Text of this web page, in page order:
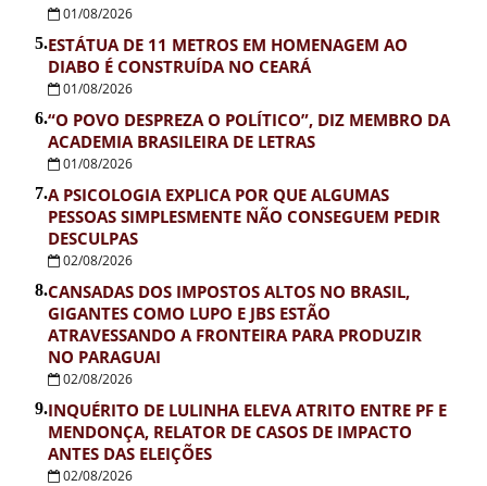
01/08/2026
5.ESTÁTUA DE 11 METROS EM HOMENAGEM AO
DIABO É CONSTRUÍDA NO CEARÁ
01/08/2026
6.“O POVO DESPREZA O POLÍTICO”, DIZ MEMBRO DA
ACADEMIA BRASILEIRA DE LETRAS
01/08/2026
7.A PSICOLOGIA EXPLICA POR QUE ALGUMAS
PESSOAS SIMPLESMENTE NÃO CONSEGUEM PEDIR
DESCULPAS
02/08/2026
8.CANSADAS DOS IMPOSTOS ALTOS NO BRASIL,
GIGANTES COMO LUPO E JBS ESTÃO
ATRAVESSANDO A FRONTEIRA PARA PRODUZIR
NO PARAGUAI
02/08/2026
9.INQUÉRITO DE LULINHA ELEVA ATRITO ENTRE PF E
MENDONÇA, RELATOR DE CASOS DE IMPACTO
ANTES DAS ELEIÇÕES
02/08/2026